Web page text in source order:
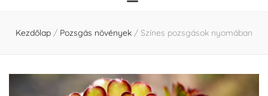
Kezdőlap / Pozsgás növények / Színes pozsgások nyomában